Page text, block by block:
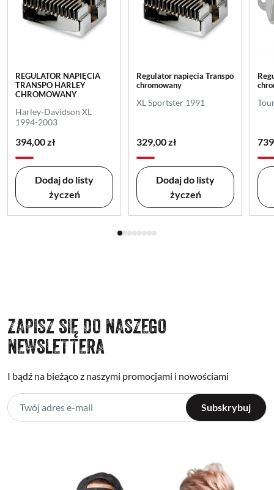
REGULATOR NAPIĘCIA
TRANSPO HARLEY
CHROMOWANY
Harley-Davidson XL
1994-2003
394,00 zł
Dodaj do listy
życzeń
Regulator napięcia Transpo
chromowany
XL Sportster 1991
329,00 zł
Dodaj do listy
życzeń
ZAPISZ SIĘ DO NASZEGO
NEWSLETTERA
I bądź na bieżąco z naszymi promocjami i nowościami